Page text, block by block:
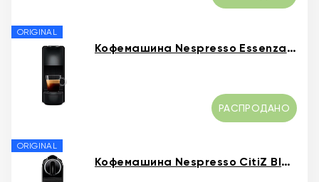
ORIGINAL
Кофемашина Nespresso Essenza Mini Black
РАСПРОДАНО
ORIGINAL
Кофемашина Nespresso CitiZ Black